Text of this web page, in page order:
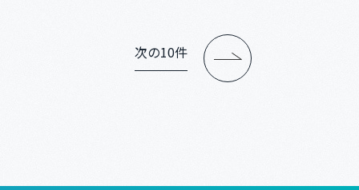
次の10件